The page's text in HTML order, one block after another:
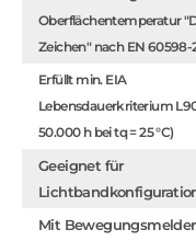
Oberflächentemperatur
Zeichen" nach EN 60598-
Erfüllt min. EIA
Lebensdauerkriterium
50.000 h bei tq = 25 °C)
Geeignet für
Mit Bewegungsmelder